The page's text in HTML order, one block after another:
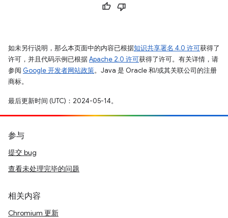
如未另行说明，那么本页面中的内容已根据知识共享署名 4.0 许可获得了
许可，并且代码示例已根据Apache 2.0 许可获得了许可。有关详情，请
参阅 Google 开发者网站政策。Java 是 Oracle 和/或其关联公司的注册
商标。
最后更新时间 (UTC)：2024-05-14。
参与
提交 bug
查看未处理完毕的问题
相关内容
Chromium 更新